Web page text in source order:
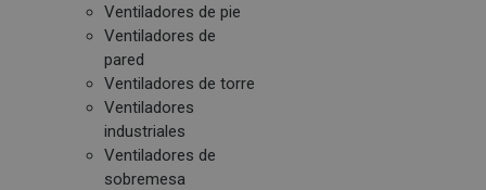
Ventiladores de pie
Ventiladores de
pared
Ventiladores de torre
Ventiladores
industriales
Ventiladores de
sobremesa